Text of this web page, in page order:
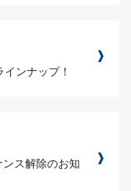
ンナップ！
ス解除のお知